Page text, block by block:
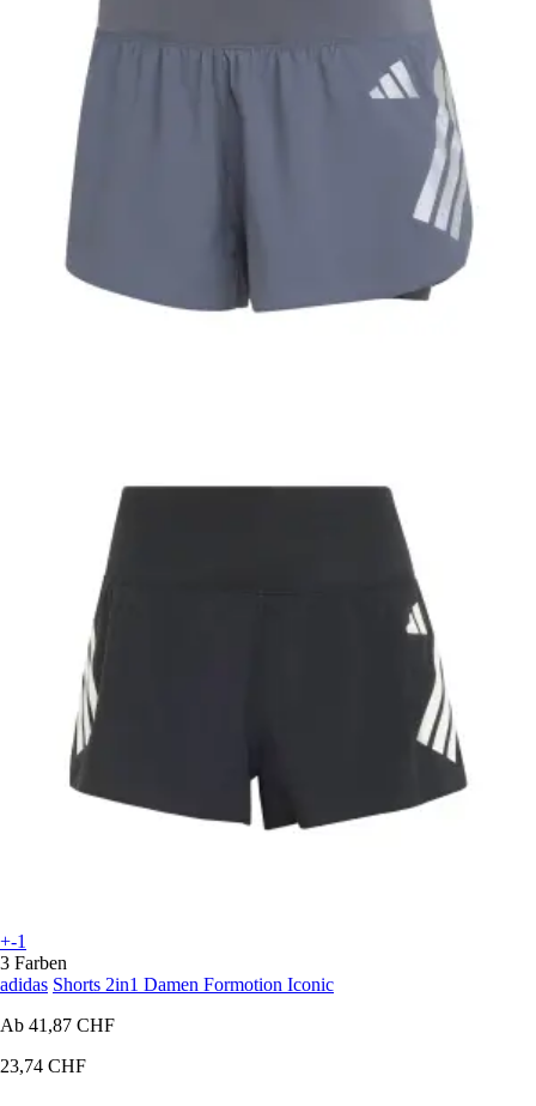
+-1
3 Farben
adidas Shorts 2in1 Damen Formotion Iconic
Ab 41,87 CHF
23,74 CHF